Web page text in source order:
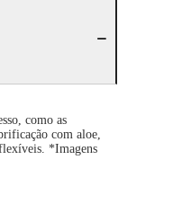
como as
com aloe,
*Imagens